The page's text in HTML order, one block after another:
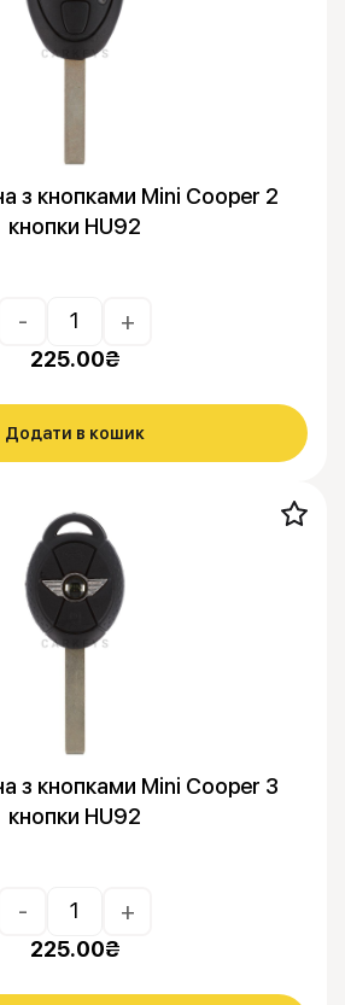
з кнопками Mini Cooper 2
кнопки HU92
- +
225.00₴
Додати в кошик
з кнопками Mini Cooper 3
кнопки HU92
- +
225.00₴